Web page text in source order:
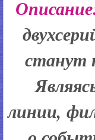
станут
линии,